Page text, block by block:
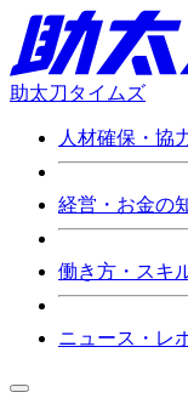
助太刀タイムズ
人材確保・協
経営・お金の
働き方・スキ
ニュース・レ